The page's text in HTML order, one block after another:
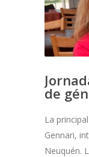
de
La
Gennari,
Neuquén.